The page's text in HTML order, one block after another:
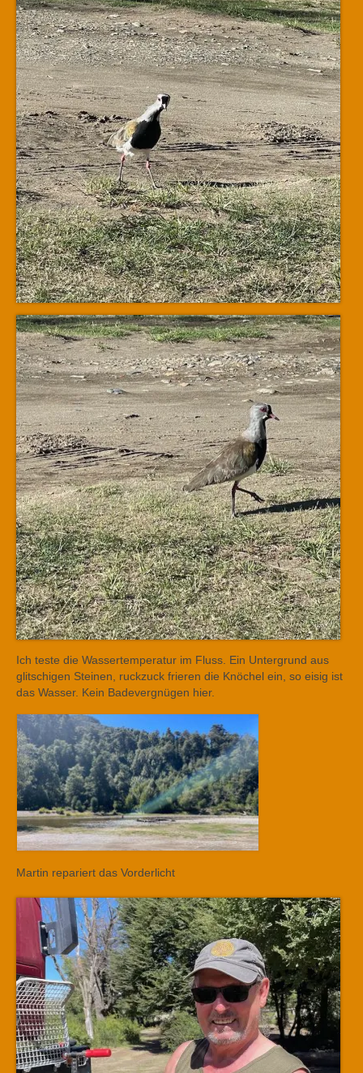
Ich teste die Wassertemperatur im Fluss. Ein Untergrund aus
glitschigen Steinen, ruckzuck frieren die Knöchel ein, so eisig ist
das Wasser. Kein Badevergnügen hier.
Martin repariert das Vorderlicht